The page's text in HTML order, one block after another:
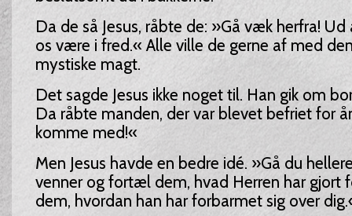
Da de så Jesus, råbte de: »Gå væk herfra!
os være i fred.« Alle ville de gerne af med
mystiske magt.
Det sagde Jesus ikke noget til. Han gik om
Da råbte manden, der var blevet befriet for
komme med!«
Men Jesus havde en bedre idé. »Gå du
venner og fortæl dem, hvad Herren har gjort
dem, hvordan han har forbarmet sig over